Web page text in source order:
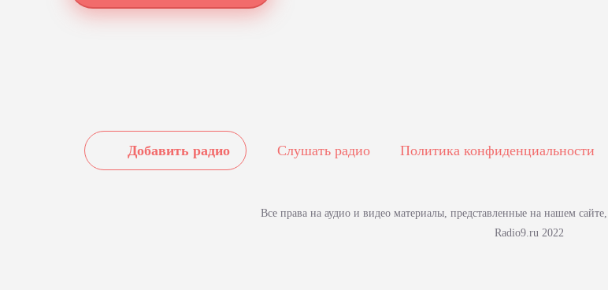
Добавить радио Слушать радио Политика конфиденциальности
Все права на аудио и видео материалы, представленные на нашем
Radio9.ru 2022